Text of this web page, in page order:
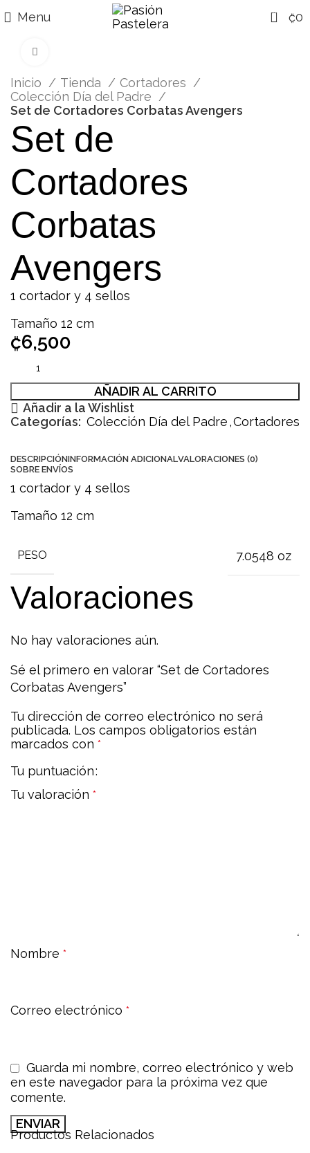
Menu 0 ₡0
Inicio Tienda
Cortadores
Colección Día del Padre
Set de Cortadores Corbatas Avengers
Set de
Cortadores
Corbatas
Avengers
1 cortador y 4 sellos
Tamaño 12 cm
₡6,500
AÑADIR AL CARRITO
Añadir a la Wishlist
Categorías: Colección Día del Padre,Cortadores
DESCRIPCIÓNINFORMACIÓN ADICIONALVALORACIONES (0)
SOBRE ENVÍOS
1 cortador y 4 sellos
Tamaño 12 cm
PESO 7.0548 oz
Valoraciones
No hay valoraciones aún.
Sé el primero en valorar “Set de Cortadores
Corbatas Avengers”
Tu dirección de correo electrónico no será
publicada. Los campos obligatorios están
marcados con *
Tu puntuación
Tu valoración *
Nombre *
Correo electrónico *
Guarda mi nombre, correo electrónico y web
en este navegador para la próxima vez que
comente.
Productos Relacionados